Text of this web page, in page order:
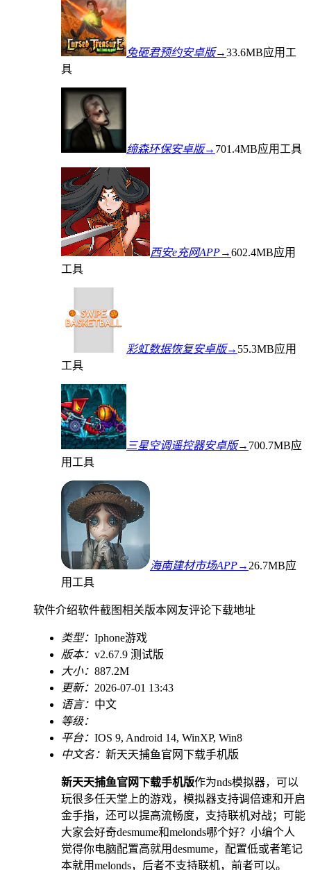
兔砸君预约安卓版→33.6MB应用工
具
缔森环保安卓版→ 701.4MB应用工具
西安e充网APP→602.4MB应用
工具
彩虹数据恢复安卓版→ 55.3MB应用
工具
三星空调遥控器安卓版→ 700.7MB应
用工具
海南建材市场APP→ 26.7MB应
用工具
软件介绍软件截图相关版本网友评论下载地址
类型： Iphone游戏
版本： v2.67.9 测试版
大小： 887.2M
更新： 2026-07-01 13:43
语言： 中文
等级：
平台： IOS 9, Android 14, WinXP, Win8
中文名： 新天天捕鱼官网下载手机版
新天天捕鱼官网下载手机版作为nds模拟器，可以
玩很多任天堂上的游戏，模拟器支持调倍速和开启
金手指，还可以提高流畅度，支持联机对战；可能
大家会好奇desmume和melonds哪个好？小编个人
觉得你电脑配置高就用desmume，配置低或者笔记
本就用melonds，后者不支持联机，前者可以。